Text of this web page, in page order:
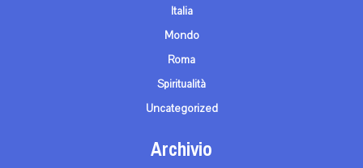
Italia
Mondo
Roma
Spiritualità
Uncategorized
Archivio